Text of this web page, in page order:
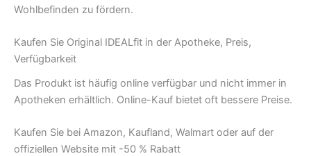
Wohlbefinden zu fördern.
Kaufen Sie Original IDEALfit in der Apotheke, Preis,
Verfügbarkeit
Das Produkt ist häufig online verfügbar und nicht immer in
Apotheken erhältlich. Online-Kauf bietet oft bessere Preise.
Kaufen Sie bei Amazon, Kaufland, Walmart oder auf der
offiziellen Website mit -50 % Rabatt